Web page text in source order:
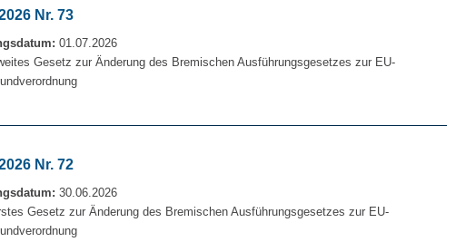
Nr. 73
01.07.2026
Gesetz zur Änderung des Bremischen Ausführungsgesetzes zur EU-
Nr. 72
30.06.2026
Gesetz zur Änderung des Bremischen Ausführungsgesetzes zur EU-